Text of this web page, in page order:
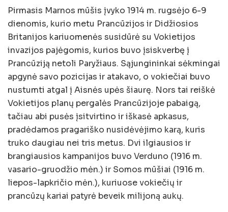
Pirmasis Marnos mūšis įvyko 1914 m. rugsėjo 6-9
dienomis, kurio metu Prancūzijos ir Didžiosios
Britanijos kariuomenės susidūrė su Vokietijos
invazijos pajėgomis, kurios buvo įsiskverbę į
Prancūziją netoli Paryžiaus. Sąjungininkai sėkmingai
apgynė savo pozicijas ir atakavo, o vokiečiai buvo
nustumti atgal į Aisnės upės šiaurę. Nors tai reiškė
Vokietijos planų pergalės Prancūzijoje pabaigą,
tačiau abi pusės įsitvirtino ir iškasė apkasus,
pradėdamos pragariško nusidėvėjimo karą, kuris
truko daugiau nei tris metus. Dvi ilgiausios ir
brangiausios kampanijos buvo Verduno (1916 m.
vasario-gruodžio mėn.) ir Somos mūšiai (1916 m.
liepos-lapkričio mėn.), kuriuose vokiečių ir
prancūzų kariai patyrė beveik milijoną aukų.